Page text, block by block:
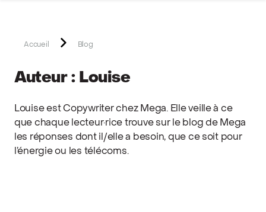
Accueil Blog
Auteur : Louise
Louise est Copywriter chez Mega. Elle veille à ce
que chaque lecteur·rice trouve sur le blog de Mega
les réponses dont il/elle a besoin, que ce soit pour
l’énergie ou les télécoms.